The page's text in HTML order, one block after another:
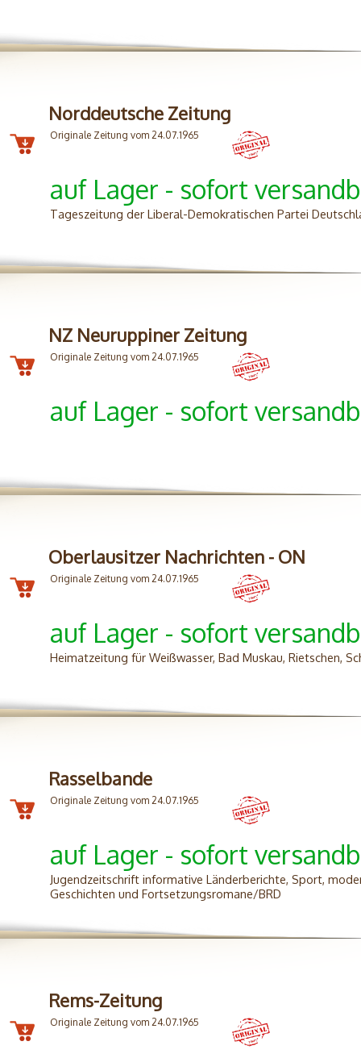
Norddeutsche Zeitung
Originale Zeitung vom 24.07.1965
auf Lager - sofort
Tageszeitung der Liberal-Demokratischen Partei
NZ Neuruppiner Zeitung
Originale Zeitung vom 24.07.1965
auf Lager - sofort
Oberlausitzer Nachrichten - ON
Originale Zeitung vom 24.07.1965
auf Lager - sofort
Heimatzeitung für Weißwasser, Bad Muskau, Rietschen,
Rasselbande
Originale Zeitung vom 24.07.1965
auf Lager - sofort
Jugendzeitschrift informative Länderberichte, Sport,
Geschichten und Fortsetzungsromane/BRD
Rems-Zeitung
Originale Zeitung vom 24.07.1965